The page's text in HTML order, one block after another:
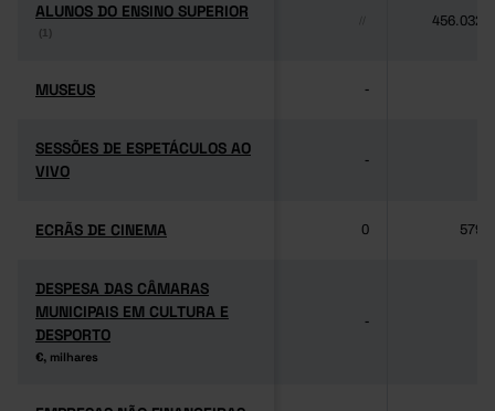
ALUNOS DO ENSINO SUPERIOR
(1)
ALUNOS DO ENSINO SUPERIOR
(1)
456.032
MUSEUS
MUSEUS -
SESSÕES DE ESPETÁCULOS AO
VIVO
SESSÕES DE ESPETÁCULOS AO
VIVO
-
ECRÃS DE CINEMA
ECRÃS DE CINEMA 0 579
DESPESA DAS CÂMARAS
MUNICIPAIS EM CULTURA E
DESPORTO
€, milhares
DESPESA DAS CÂMARAS
MUNICIPAIS EM CULTURA E
DESPORTO
€, milhares
-